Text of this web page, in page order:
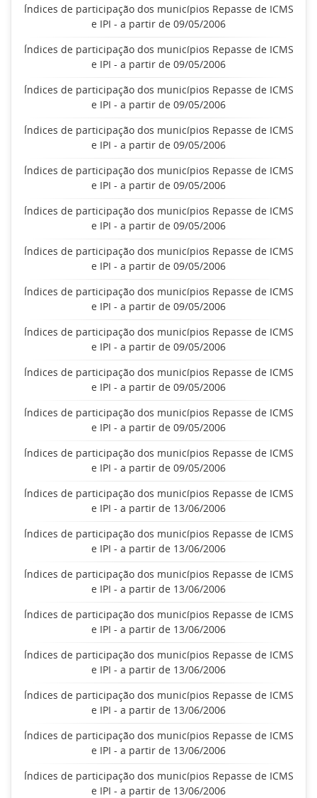
Índices de participação dos municípios Repasse de ICMS
e IPI - a partir de 09/05/2006
Índices de participação dos municípios Repasse de ICMS
e IPI - a partir de 09/05/2006
Índices de participação dos municípios Repasse de ICMS
e IPI - a partir de 09/05/2006
Índices de participação dos municípios Repasse de ICMS
e IPI - a partir de 09/05/2006
Índices de participação dos municípios Repasse de ICMS
e IPI - a partir de 09/05/2006
Índices de participação dos municípios Repasse de ICMS
e IPI - a partir de 09/05/2006
Índices de participação dos municípios Repasse de ICMS
e IPI - a partir de 09/05/2006
Índices de participação dos municípios Repasse de ICMS
e IPI - a partir de 09/05/2006
Índices de participação dos municípios Repasse de ICMS
e IPI - a partir de 09/05/2006
Índices de participação dos municípios Repasse de ICMS
e IPI - a partir de 09/05/2006
Índices de participação dos municípios Repasse de ICMS
e IPI - a partir de 09/05/2006
Índices de participação dos municípios Repasse de ICMS
e IPI - a partir de 09/05/2006
Índices de participação dos municípios Repasse de ICMS
e IPI - a partir de 13/06/2006
Índices de participação dos municípios Repasse de ICMS
e IPI - a partir de 13/06/2006
Índices de participação dos municípios Repasse de ICMS
e IPI - a partir de 13/06/2006
Índices de participação dos municípios Repasse de ICMS
e IPI - a partir de 13/06/2006
Índices de participação dos municípios Repasse de ICMS
e IPI - a partir de 13/06/2006
Índices de participação dos municípios Repasse de ICMS
e IPI - a partir de 13/06/2006
Índices de participação dos municípios Repasse de ICMS
e IPI - a partir de 13/06/2006
Índices de participação dos municípios Repasse de ICMS
e IPI - a partir de 13/06/2006